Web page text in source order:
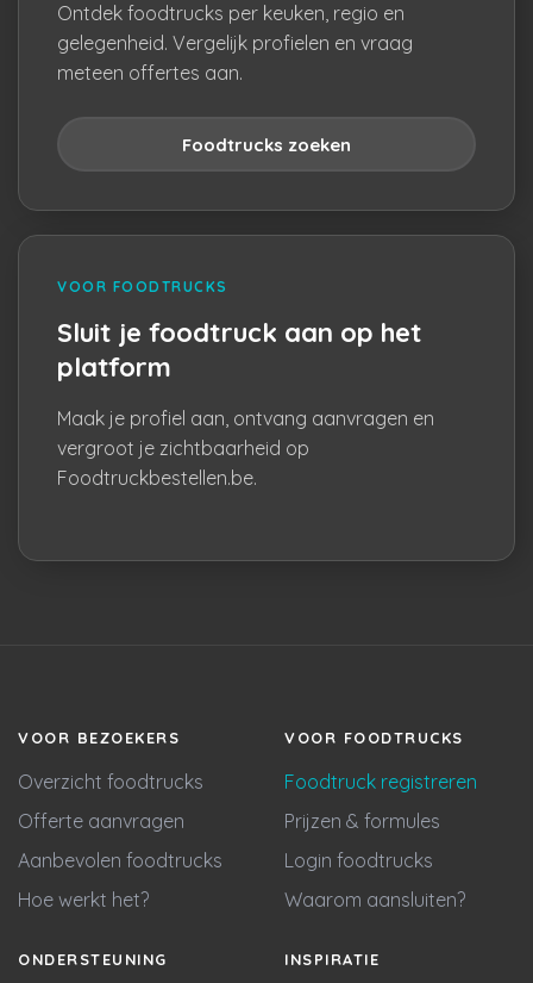
Ontdek foodtrucks per keuken, regio en
gelegenheid. Vergelijk profielen en vraag
meteen offertes aan.
Foodtrucks zoeken
VOOR FOODTRUCKS
Sluit je foodtruck aan op het
platform
Maak je profiel aan, ontvang aanvragen en
vergroot je zichtbaarheid op
Foodtruckbestellen.be.
VOOR BEZOEKERS
Overzicht foodtrucks
Offerte aanvragen
Aanbevolen foodtrucks
Hoe werkt het?
VOOR FOODTRUCKS
Foodtruck registreren
Prijzen & formules
Login foodtrucks
Waarom aansluiten?
ONDERSTEUNING INSPIRATIE